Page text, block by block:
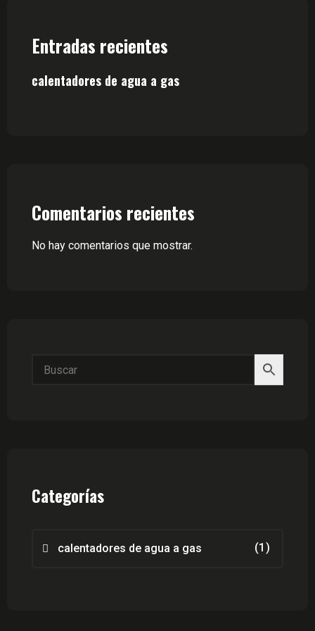
Entradas recientes
calentadores de agua a gas
Comentarios recientes
No hay comentarios que mostrar.
Categorías
calentadores de agua a gas (1)